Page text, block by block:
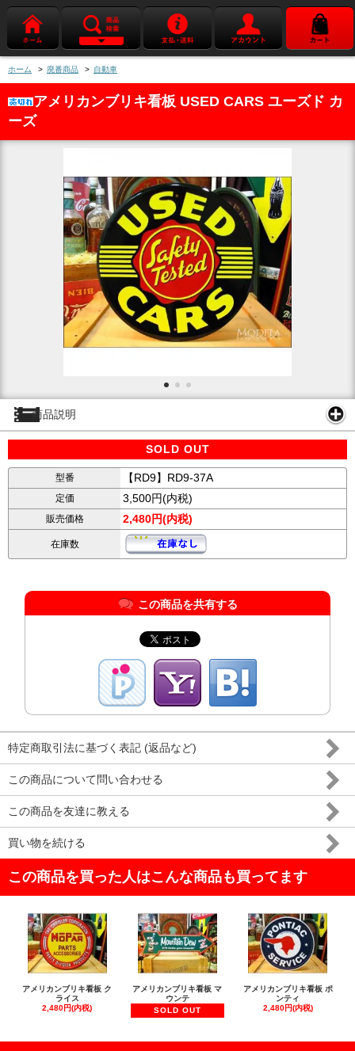
ホーム > 廃番商品 > 自動車
アメリカンブリキ看板 USED CARS ユーズド カ
ーズ
商品説明
SOLD OUT
型番 【RD9】RD9-37A
定価 3,500円(内税)
販売価格 2,480円(内税)
在庫数
この商品を共有する
特定商取引法に基づく表記 (返品など)
この商品について問い合わせる
この商品を友達に教える
買い物を続ける
この商品を買った人はこんな商品も買ってます
アメリカンブリキ看板 ク
ライス
2,480円(内税)
アメリカンブリキ看板 マ
ウンテ
SOLD OUT
アメリカンブリキ看板 ポ
ンティ
2,480円(内税)